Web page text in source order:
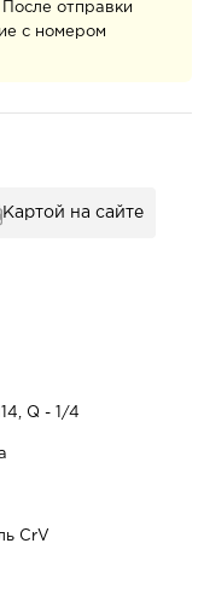
отправки
с номером
Картой на сайте
Q - 1/4
CrV